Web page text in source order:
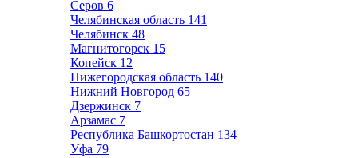
Серов 6
Челябинская область 141
Челябинск 48
Магнитогорск 15
Копейск 12
Нижегородская область 140
Нижний Новгород 65
Дзержинск 7
Арзамас 7
Республика Башкортостан 134
Уфа 79